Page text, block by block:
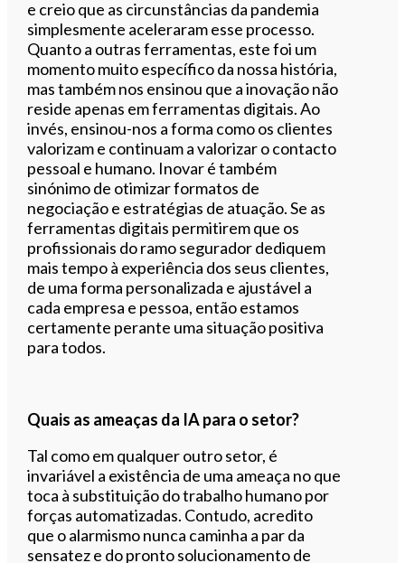
e creio que as circunstâncias da pandemia
simplesmente aceleraram esse processo.
Quanto a outras ferramentas, este foi um
momento muito específico da nossa história,
mas também nos ensinou que a inovação não
reside apenas em ferramentas digitais. Ao
invés, ensinou-nos a forma como os clientes
valorizam e continuam a valorizar o contacto
pessoal e humano. Inovar é também
sinónimo de otimizar formatos de
negociação e estratégias de atuação. Se as
ferramentas digitais permitirem que os
profissionais do ramo segurador dediquem
mais tempo à experiência dos seus clientes,
de uma forma personalizada e ajustável a
cada empresa e pessoa, então estamos
certamente perante uma situação positiva
para todos.
Quais as ameaças da IA para o setor?
Tal como em qualquer outro setor, é
invariável a existência de uma ameaça no que
toca à substituição do trabalho humano por
forças automatizadas. Contudo, acredito
que o alarmismo nunca caminha a par da
sensatez e do pronto solucionamento de